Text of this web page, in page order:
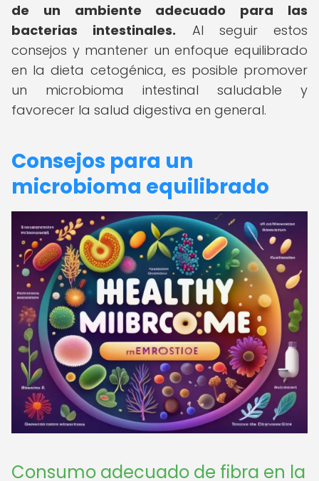
de un ambiente adecuado para las
bacterias intestinales. Al seguir estos
consejos y mantener un enfoque equilibrado
en la dieta cetogénica, es posible promover
un microbioma intestinal saludable y
favorecer la salud digestiva en general.
Consejos para un
microbioma equilibrado
Consumo adecuado de fibra en la